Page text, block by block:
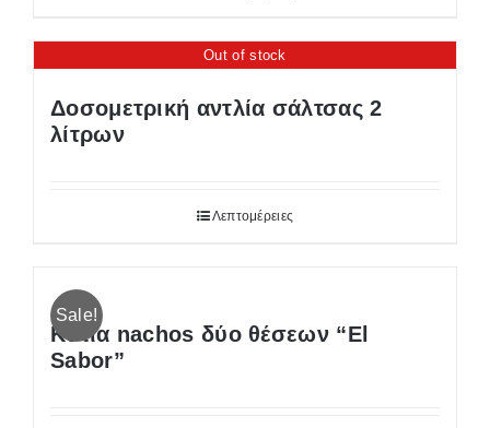
Out of stock
Δοσομετρική αντλία σάλτσας 2
λίτρων
Λεπτομέρειες
Sale!
Κυτία nachos δύο θέσεων “El
Sabor”